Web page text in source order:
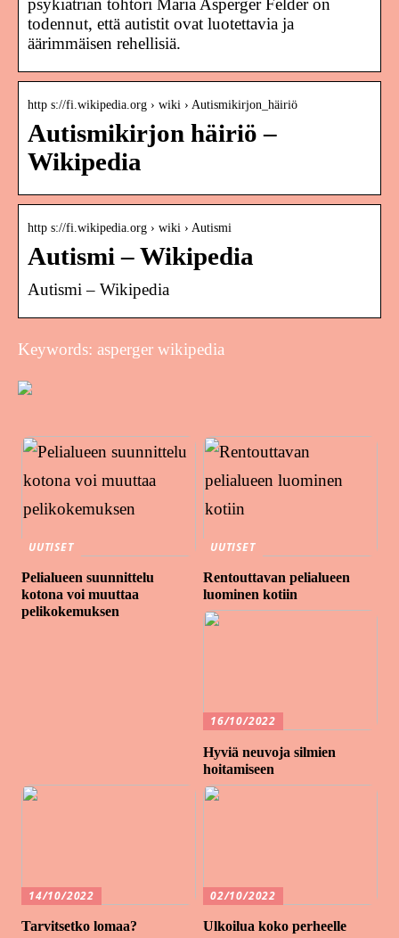
psykiatrian tohtori Maria Asperger Felder on
todennut, että autistit ovat luotettavia ja
äärimmäisen rehellisiä.
http s://fi.wikipedia.org › wiki › Autismikirjon_häiriö
Autismikirjon häiriö –
Wikipedia
http s://fi.wikipedia.org › wiki › Autismi
Autismi – Wikipedia
Autismi – Wikipedia
Keywords: asperger wikipedia
UUTISET
Pelialueen suunnittelu
kotona voi muuttaa
pelikokemuksen
UUTISET
Rentouttavan pelialueen
luominen kotiin
16/10/2022
Hyviä neuvoja silmien
hoitamiseen
14/10/2022
Tarvitsetko lomaa?
02/10/2022
Ulkoilua koko perheelle